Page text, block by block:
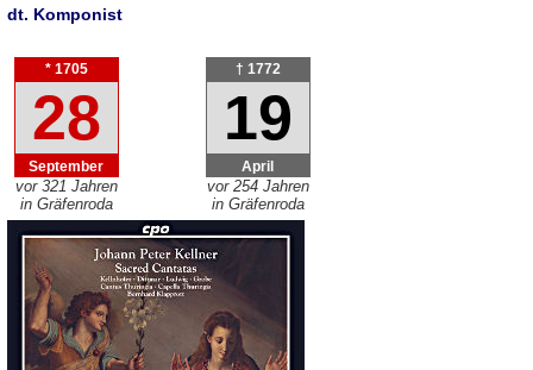
dt. Komponist
* 1705
28
September
vor 321 Jahren
in Gräfenroda
† 1772
19
April
vor 254 Jahren
in Gräfenroda